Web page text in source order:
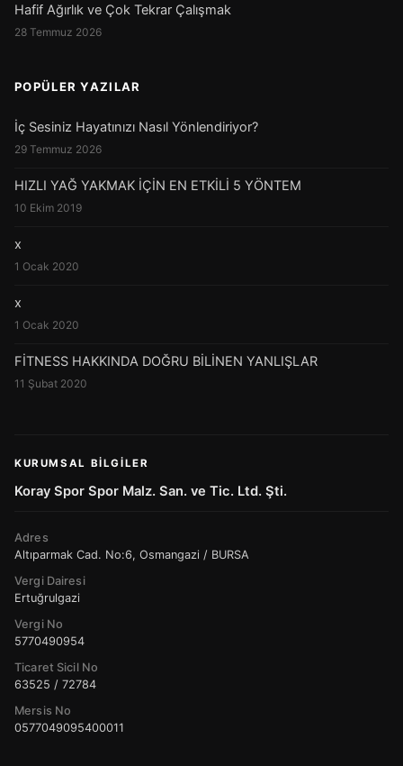
Hafif Ağırlık ve Çok Tekrar Çalışmak
28 Temmuz 2026
POPÜLER YAZILAR
İç Sesiniz Hayatınızı Nasıl Yönlendiriyor?
29 Temmuz 2026
HIZLI YAĞ YAKMAK İÇİN EN ETKİLİ 5 YÖNTEM
10 Ekim 2019
x
1 Ocak 2020
x
1 Ocak 2020
FİTNESS HAKKINDA DOĞRU BİLİNEN YANLIŞLAR
11 Şubat 2020
KURUMSAL BILGILER
Koray Spor Spor Malz. San. ve Tic. Ltd. Şti.
Adres
Altıparmak Cad. No:6, Osmangazi / BURSA
Vergi Dairesi
Ertuğrulgazi
Vergi No
5770490954
Ticaret Sicil No
63525 / 72784
Mersis No
0577049095400011